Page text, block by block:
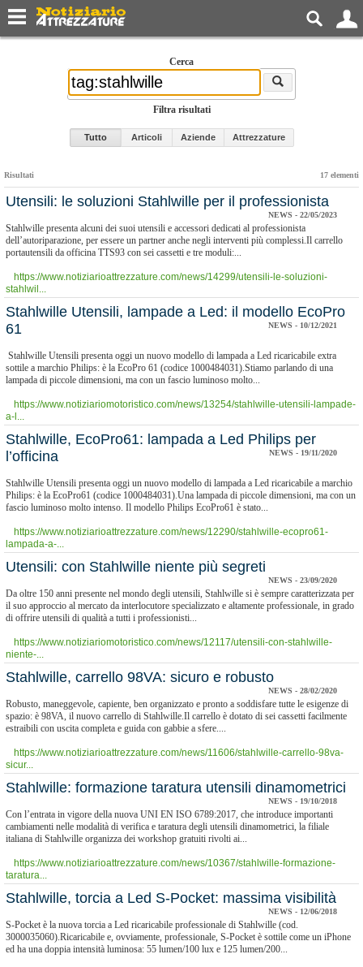
Cerca
Filtra risultati
Tutto Articoli Aziende Attrezzature
Risultati 17 elementi
Utensili: le soluzioni Stahlwille per il professionista
NEWS - 22/05/2023
Stahlwille presenta alcuni dei suoi utensili e accessori dedicati al professionista
dell’autoriparazione, per essere un partner anche negli interventi più complessi.Il carrello
portautensili da officina TTS93 con sei cassetti e tre moduli:...
https://www.notiziarioattrezzature.com/news/14299/utensili-le-soluzioni-
stahlwil...
Stahlwille Utensili, lampade a Led: il modello EcoPro
61
NEWS - 10/12/2021
Stahlwille Utensili presenta oggi un nuovo modello di lampada a Led ricaricabile extra
sottile a marchio Philips: è la EcoPro 61 (codice 1000484031).Stiamo parlando di una
lampada di piccole dimensioni, ma con un fascio luminoso molto...
https://www.notiziariomotoristico.com/news/13254/stahlwille-utensili-lampade-
a-l...
Stahlwille, EcoPro61: lampada a Led Philips per
l’officina
NEWS - 19/11/2020
Stahlwille Utensili presenta oggi un nuovo modello di lampada a Led ricaricabile a marchio
Philips: è la EcoPro61 (codice 1000484031).Una lampada di piccole dimensioni, ma con un
fascio luminoso molto intenso. Il modello Philips EcoPro61 è stato...
https://www.notiziarioattrezzature.com/news/12290/stahlwille-ecopro61-
lampada-a-...
Utensili: con Stahlwille niente più segreti
NEWS - 23/09/2020
Da oltre 150 anni presente nel mondo degli utensili, Stahlwille si è sempre caratterizzata per
il suo approccio al mercato da interlocutore specializzato e altamente professionale, in grado
di offrire utensili di qualità a tutti i professionisti...
https://www.notiziariomotoristico.com/news/12117/utensili-con-stahlwille-
niente-...
Stahlwille, carrello 98VA: sicuro e robusto
NEWS - 28/02/2020
Robusto, maneggevole, capiente, ben organizzato e pronto a soddisfare tutte le esigenze di
spazio: è 98VA, il nuovo carrello di Stahlwille.Il carrello è dotato di sei cassetti facilmente
estraibili con uscita completa e guida con gabbie a sfere....
https://www.notiziarioattrezzature.com/news/11606/stahlwille-carrello-98va-
sicur...
Stahlwille: formazione taratura utensili dinamometrici
NEWS - 19/10/2018
Con l’entrata in vigore della nuova UNI EN ISO 6789:2017, che introduce importanti
cambiamenti nelle modalità di verifica e taratura degli utensili dinamometrici, la filiale
italiana di Stahlwille organizza dei workshop gratuiti rivolti ai...
https://www.notiziarioattrezzature.com/news/10367/stahlwille-formazione-
taratura...
Stahlwille, torcia a Led S-Pocket: massima visibilità
NEWS - 12/06/2018
S-Pocket è la nuova torcia a Led ricaricabile professionale di Stahlwille (cod.
3000035060).Ricaricabile e, ovviamente, professionale, S-Pocket è sottile come un iPhone
ed ha una doppia intensità luminosa: 55 lumen/100 lux e 125 lumen/200...